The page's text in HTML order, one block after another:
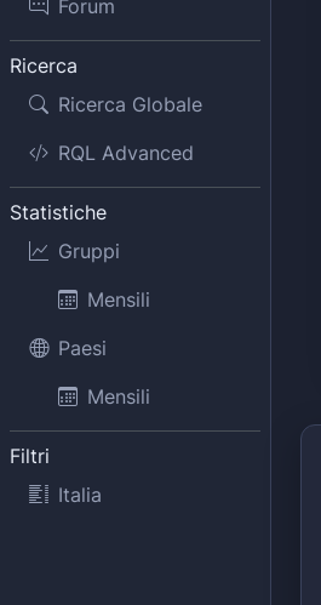
Forum
Ricerca
Ricerca Globale
RQL Advanced
Statistiche
Gruppi
Mensili
Paesi
Mensili
Filtri
Italia